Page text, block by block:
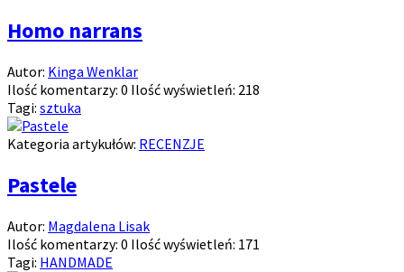
Homo narrans
Autor: Kinga Wenklar
Ilość komentarzy: 0 Ilość wyświetleń: 218
Tagi: sztuka
Kategoria artykułów: RECENZJE
Pastele
Autor: Magdalena Lisak
Ilość komentarzy: 0 Ilość wyświetleń: 171
Tagi: HANDMADE